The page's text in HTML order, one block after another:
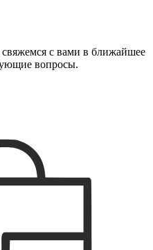
с вами в ближайшее
вопросы.